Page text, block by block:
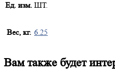
Ед. изм. ШТ.
Вес, кг. 6.25
Вам также будет